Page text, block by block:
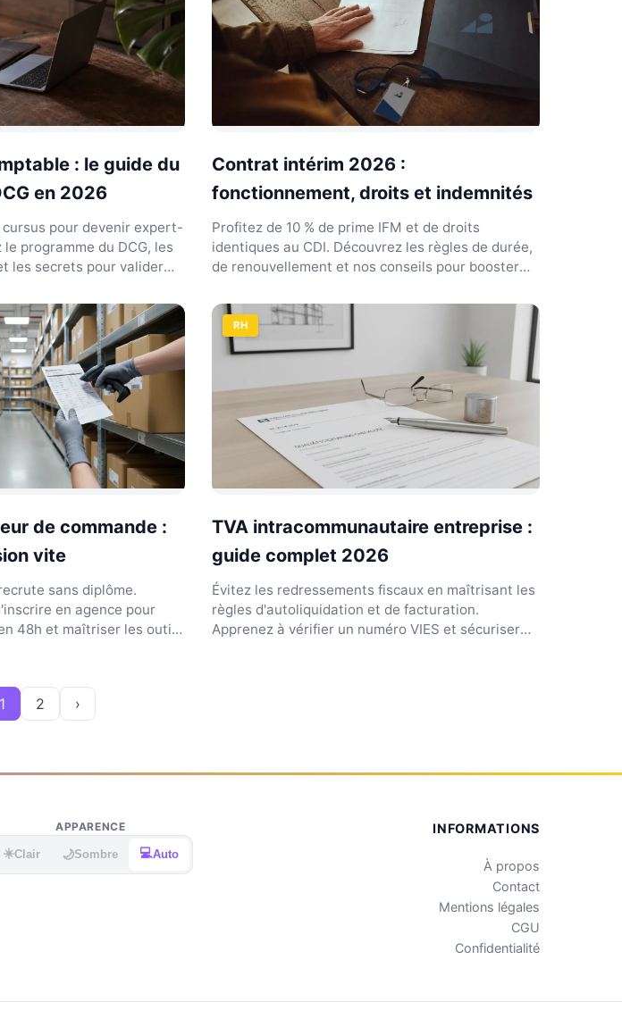
: le guide du
en 2026
pour devenir expert-
programme du DCG, les
les secrets pour valider
Contrat intérim 2026 :
fonctionnement, droits et indemnités
Profitez de 10 % de prime IFM et de droits
identiques au CDI. Découvrez les règles de durée,
de renouvellement et nos conseils pour booster
de commande :
vite
sans diplôme.
en agence pour
48h et maîtriser les outils
RH
TVA intracommunautaire entreprise :
guide complet 2026
Évitez les redressements fiscaux en maîtrisant les
règles d'autoliquidation et de facturation.
Apprenez à vérifier un numéro VIES et sécuriser
1 2 ›
APPARENCE
☀️Clair 🌙Sombre 💻Auto
INFORMATIONS
À propos
Contact
Mentions légales
CGU
Confidentialité